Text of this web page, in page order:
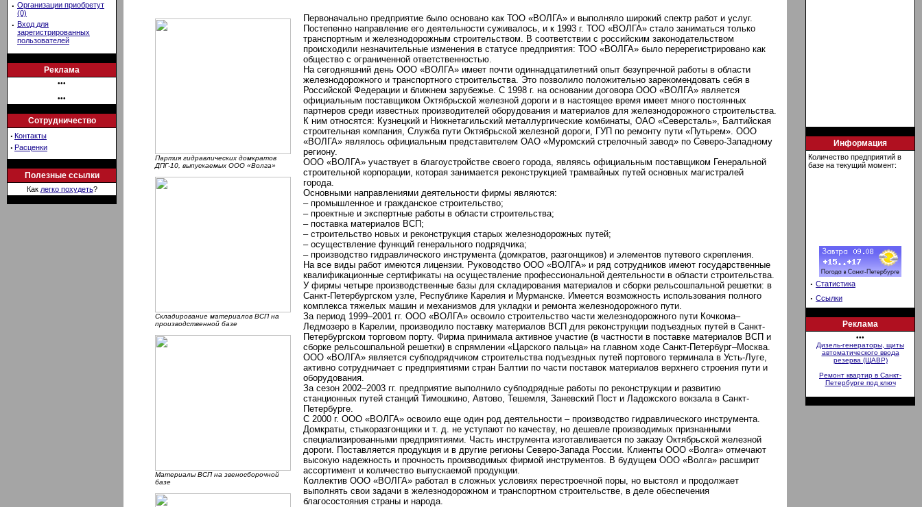
· Организации приобретут
(0)
· Вход для
зарегистрированных
пользователей
Реклама
•••
•••
Сотрудничество
· Контакты
· Расценки
Полезные ссылки
Как легко похудеть?
Партия гидравлических домкратов
ДПГ-10, выпускаемых ООО «Волга»
Складирование материалов ВСП на
производственной базе
Материалы ВСП на звеносборочной
базе
Первоначально предприятие было основано как ТОО «ВОЛГА» и выполняло широкий спектр работ и услуг.
Постепенно направление его деятельности суживалось, и к 1993 г. ТОО «ВОЛГА» стало заниматься только
транспортным и железнодорожным строительством. В соответствии с российским законодательством
происходили незначительные изменения в статусе предприятия: ТОО «ВОЛГА» было перерегистрировано как
общество с ограниченной ответственностью.
На сегодняшний день ООО «ВОЛГА» имеет почти одиннадцатилетний опыт безупречной работы в области
железнодорожного и транспортного строительства. Это позволило положительно зарекомендовать себя в
Российской Федерации и ближнем зарубежье. С 1998 г. на основании договора ООО «ВОЛГА» является
официальным поставщиком Октябрьской железной дороги и в настоящее время имеет много постоянных
партнеров среди известных производителей оборудования и материалов для железнодорожного строительства.
К ним относятся: Кузнецкий и Нижнетагильский металлургические комбинаты, ОАО «Северсталь», Балтийская
строительная компания, Служба пути Октябрьской железной дороги, ГУП по ремонту пути «Путьрем». ООО
«ВОЛГА» являлось официальным представителем ОАО «Муромский стрелочный завод» по Северо-Западному
региону.
ООО «ВОЛГА» участвует в благоустройстве своего города, являясь официальным поставщиком Генеральной
строительной корпорации, которая занимается реконструкцией трамвайных путей основных магистралей
города.
Основными направлениями деятельности фирмы являются:
– промышленное и гражданское строительство;
– проектные и экспертные работы в области строительства;
– поставка материалов ВСП;
– строительство новых и реконструкция старых железнодорожных путей;
– осуществление функций генерального подрядчика;
– производство гидравлического инструмента (домкратов, разгонщиков) и элементов путевого скрепления.
На все виды работ имеются лицензии. Руководство ООО «ВОЛГА» и ряд сотрудников имеют государственные
квалификационные сертификаты на осуществление профессиональной деятельности в области строительства.
У фирмы четыре производственные базы для складирования материалов и сборки рельсошпальной решетки: в
Санкт-Петербургском узле, Республике Карелия и Мурманске. Имеется возможность использования полного
комплекса тяжелых машин и механизмов для укладки и ремонта железнодорожного пути.
За период 1999–2001 гг. ООО «ВОЛГА» освоило строительство части железнодорожного пути Кочкома–
Ледмозеро в Карелии, производило поставку материалов ВСП для реконструкции подъездных путей в Санкт-
Петербургском торговом порту. Фирма принимала активное участие (в частности в поставке материалов ВСП и
сборке рельсошпальной решетки) в спрямлении «Царского пальца» на главном ходе Санкт-Петербург–Москва.
ООО «ВОЛГА» является субподрядчиком строительства подъездных путей портового терминала в Усть-Луге,
активно сотрудничает с предприятиями стран Балтии по части поставок материалов верхнего строения пути и
оборудования.
За сезон 2002–2003 гг. предприятие выполнило субподрядные работы по реконструкции и развитию
станционных путей станций Тимошкино, Автово, Тешемля, Заневский Пост и Ладожского вокзала в Санкт-
Петербурге.
С 2000 г. ООО «ВОЛГА» освоило еще один род деятельности – производство гидравлического инструмента.
Домкраты, стыкоразгонщики и т. д. не уступают по качеству, но дешевле производимых признанными
специализированными предприятиями. Часть инструмента изготавливается по заказу Октябрьской железной
дороги. Поставляется продукция и в другие регионы Северо-Запада России. Клиенты ООО «Волга» отмечают
высокую надежность и прочность производимых фирмой инструментов. В будущем ООО «Волга» расширит
ассортимент и количество выпускаемой продукции.
Коллектив ООО «ВОЛГА» работал в сложных условиях перестроечной поры, но выстоял и продолжает
выполнять свои задачи в железнодорожном и транспортном строительстве, в деле обеспечения
благосостояния страны и народа.
Информация
Количество предприятий в
базе на текущий момент:
· Статистика
· Ссылки
Реклама
•••
Дизель-генераторы, щиты
автоматического ввода
резерва (ЩАВР)
Ремонт квартир в Санкт-
Петербурге под ключ